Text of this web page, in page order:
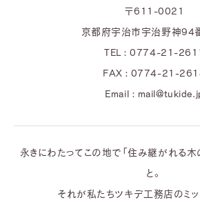
〒611-0021
京都府宇治市宇治野神94
TEL : 0774-21-
FAX : 0774-21-
Email :
永きにわたってこの地で「住み継がれる木
と。
それが私たちツキデ工務店のミッ